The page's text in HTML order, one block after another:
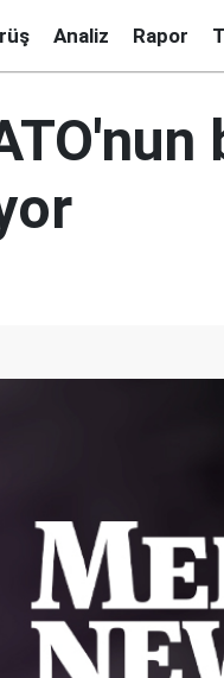
Analiz Rapor